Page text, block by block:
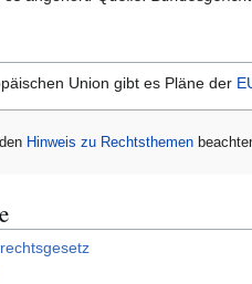
Union gibt es Pläne der
Hinweis zu Rechtsthemen